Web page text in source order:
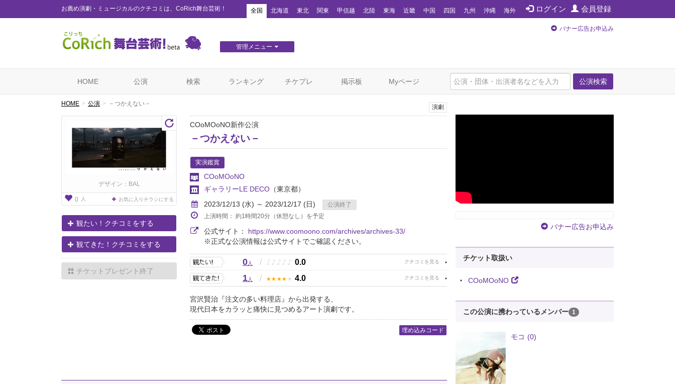
お薦め演劇・ミュージカルのクチコミは、CoRich舞台芸術！ ログイン 会員登録
全国 北海道 東北 関東 甲信越 北陸 東海 近畿 中国 四国 九州 沖縄 海外
管理メニュー
バナー広告お申込み
公演検索
HOME 公演 検索 ランキング チケプレ 掲示板 Myページ
HOME 公演 －つかえない－
デザイン：BAL
0 人 お気に入りチラシにする
観たい！クチコミをする
観てきた！クチコミをする
チケットプレゼント終了
演劇
COoMOoNO新作公演
－つかえない－
実演鑑賞
COoMOoNO
ギャラリーLE DECO （東京都）
2023/12/13 (水) ～ 2023/12/17 (日)
公演終了
上演時間： 約1時間20分（休憩なし）を予定
公式サイト： https://www.coomoono.com/archives/archives-33/
※正式な公演情報は公式サイトでご確認ください。
0人 / ♪ ♪ ♪ ♪ ♪ 0.0
1人 / ★ ★ ★ ★ ★ 4.0
宮沢賢治『注文の多い料理店』から出発する、
現代日本をカラッと痛快に見つめるアート演劇です。
埋め込みコード
バナー広告お申込み
チケット取扱い
COoMOoNO
この公演に携わっているメンバー 1
モコ (0)